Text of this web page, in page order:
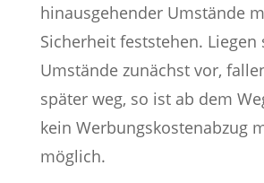
hinausgehender Umstände
Sicherheit feststehen. Liegen
Umstände zunächst vor,
später weg, so ist ab dem
kein Werbungskostenabzug
möglich.